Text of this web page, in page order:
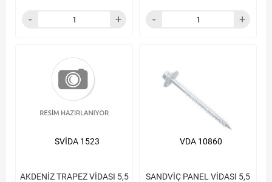
AKDENİZ TRAPEZ VİDASI 5,5
SVİDA 1523
SANDVİÇ PANEL VİDASI 5,5
VDA 10860